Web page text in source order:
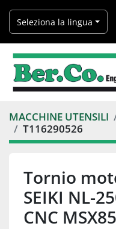
Seleziona la lingua
MACCHINE UTENSILI
T116290526
Tornio
SEIKI NL-
CNC